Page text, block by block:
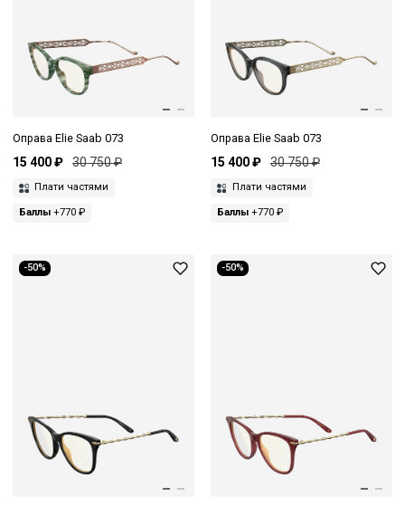
Оправа Elie Saab 073
15 400 ₽ 30 750 ₽
Плати частями
Баллы +770 ₽
Оправа Elie Saab 073
15 400 ₽ 30 750 ₽
Плати частями
Баллы+770 ₽
-50% -50%